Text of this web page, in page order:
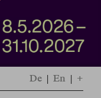
De | En | +